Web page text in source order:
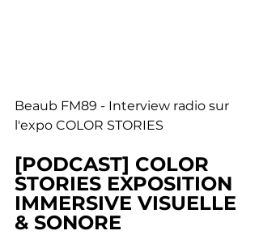
Beaub FM89 - Interview radio sur
l'expo COLOR STORIES
[PODCAST] COLOR
STORIES EXPOSITION
IMMERSIVE VISUELLE
& SONORE